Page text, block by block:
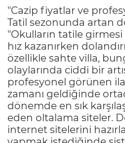
"Cazip fiyatlar ve
Tatil sezonunda artan
"Okulların tatile
hız kazanırken
özellikle sahte villa,
olaylarında ciddi bir
profesyonel görünen
zamanı geldiğinde
dönemde en sık
eden oltalama siteler.
internet sitelerini